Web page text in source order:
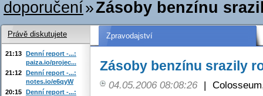
doporučení»Zásoby benzínu
Zpravodajství
Zásoby benzínu srazily
04.05.2006 08:08:26 |
Právě diskutujete
21:13 Denní report -...:
paiza.io/projec...
21:12 Denní report -...:
notes.io/e6qyW
20:15 Denní report -...: